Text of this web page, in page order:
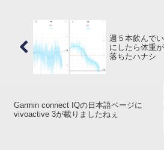
週５本飲んで
にしたら体重
落ちたハナシ
Garmin connect IQの日本語ページに
vivoactive 3が載りましたねぇ